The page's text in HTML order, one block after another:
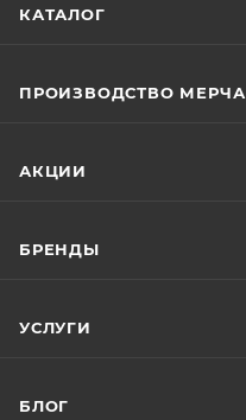
КАТАЛОГ
ПРОИЗВОДСТВО МЕРЧА
АКЦИИ
БРЕНДЫ
УСЛУГИ
БЛОГ